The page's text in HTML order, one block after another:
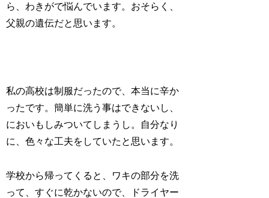
ら、わきがで悩んでいます。おそらく、
父親の遺伝だと思います。
私の高校は制服だったので、本当に辛か
ったです。簡単に洗う事はできないし、
においもしみついてしまうし。自分なり
に、色々な工夫をしていたと思います。
学校から帰ってくると、ワキの部分を洗
って、すぐに乾かないので、ドライヤー